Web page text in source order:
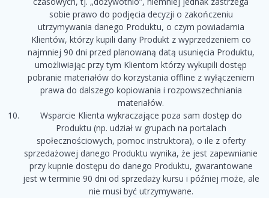
sobie prawo do podjęcia decyzji o zakończeniu
utrzymywania danego Produktu, o czym powiadamia
Klientów, którzy kupili dany Produkt z wyprzedzeniem co
najmniej 90 dni przed planowaną datą usunięcia Produktu,
umożliwiając przy tym Klientom którzy wykupili dostęp
pobranie materiałów do korzystania offline z wyłączeniem
prawa do dalszego kopiowania i rozpowszechniania
materiałów.
Wsparcie Klienta wykraczające poza sam dostęp do
Produktu (np. udział w grupach na portalach
społecznościowych, pomoc instruktora), o ile z oferty
sprzedażowej danego Produktu wynika, że jest zapewnianie
przy kupnie dostępu do danego Produktu, gwarantowane
jest w terminie 90 dni od sprzedaży kursu i później może, ale
nie musi być utrzymywane.